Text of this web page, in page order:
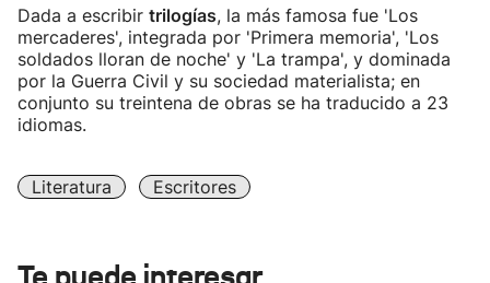
Dada a escribir trilogías, la más famosa fue 'Los
mercaderes', integrada por 'Primera memoria', 'Los
soldados lloran de noche' y 'La trampa', y dominada
por la Guerra Civil y su sociedad materialista; en
conjunto su treintena de obras se ha traducido a 23
idiomas.
Literatura Escritores